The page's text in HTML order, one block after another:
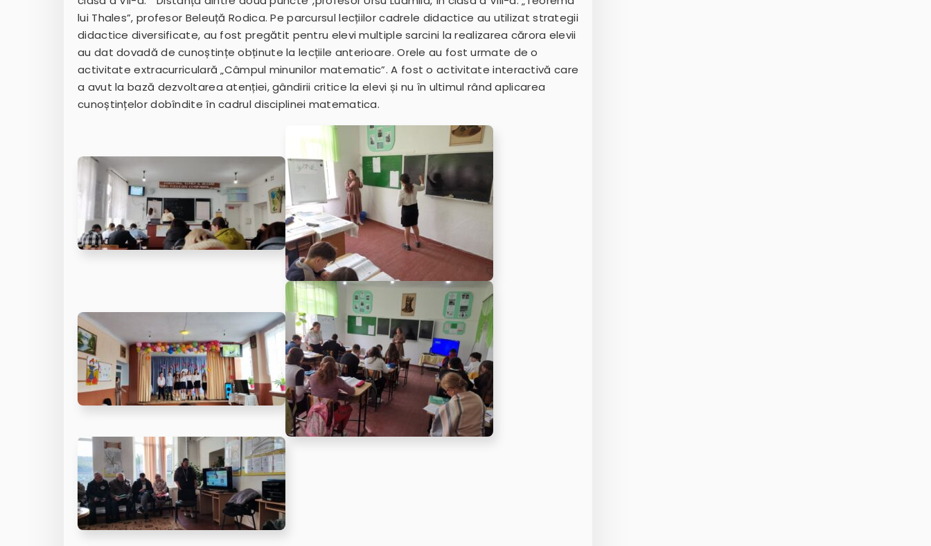
lui Thales”, profesor Beleuță Rodica. Pe parcursul lecțiilor cadrele didactice au utilizat strategii
didactice diversificate, au fost pregătit pentru elevi multiple sarcini la realizarea cărora elevii
au dat dovadă de cunoștințe obținute la lecțiile anterioare. Orele au fost urmate de o
activitate extracurriculară „Câmpul minunilor matematic”. A fost o activitate interactivă care
a avut la bază dezvoltarea atenției, gândirii critice la elevi și nu în ultimul rând aplicarea
cunoștințelor dobîndite în cadrul disciplinei matematica.